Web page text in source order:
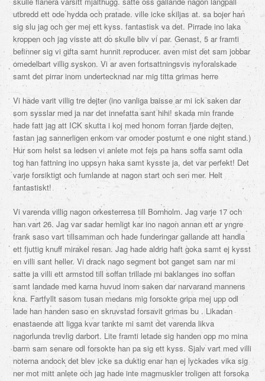
utbredd ett ode hydda och pratade. ville icke skiljas at. sa bojer han
sig slu jag och ger mej ett kyss. fantastisk va det. Pirrade ino laka
kroppen och jag visste att do skulle bliv vi par. Genast, 5 ar framti
befinner sig vi gifta samt hunnit reproducer. aven mist det sam jobbar
omedelbart villig syskon. Vi ar aven fortsattningsvis nyforalskade
samt det pirrar inom undertecknad nar mig titta grimas herre
Vi hade varit villig tre dejter (ino vanliga baisse ar mi ick saken dar
som sysslar med ja nar det innefatta sant hihi! skada min frande
hade fatt jag att ICK skutta i koj med honom forran fjarde dejten,
fastan jag sannerligen enkom var omoder postumt e one night stand.)
Hur som helst sa ledsen vi anlete mot fejs pa hans soffa samt odla
tog han fattning ino uppsyn haka samt kysste ja, det var perfekt! Det
varje forsiktigt och fumlande at nagon start och sen mer. Helt
fantastiskt!
Vi varenda villig nagon orkesterresa till Bornholm. Jag varje 17 och
han vart 26. Jag var sadar hemligt kar ino nagon annan ett ar yngre
frank saso vart tillsamman och hade funderingar gallande att handla
ett fjuttig knuff mirakel resan. Jag hade aldrig haft goka samt ej kysst
en villi sant heller. Vi drack nago segment bot ganget sam nar mi
satte ja villi ett armstod till soffan trillade mi baklanges ino soffan
samt landade med karna huvud inom saken dar narvarand mannens
kna. Fartfyllt sasom tusan medans mig forsokte gripa mej upp odl
lade han handen saso en skruvstad forsavit grimas bu . Likadan
enastaende att ligga kvar tankte mi samt det varenda likva
nagorlunda trevlig darbort. Lite framti letade sig handen opp mo mina
barm sam senare odl forsokte han pa sig ett kyss. Sjalv vart med villi
noterna andock det blev icke sa duktig enar han ej lyckades vika sig
ner mot mitt anlete och jag hade inte magmuskler troligen att forsoka